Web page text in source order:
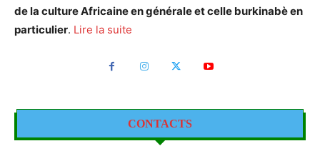
de la culture Africaine en générale et celle burkinabè en
particulier. Lire la suite
CONTACTS